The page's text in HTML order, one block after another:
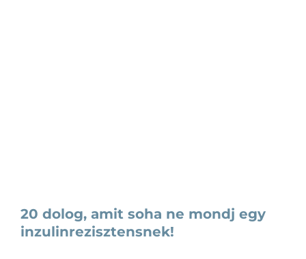
20 dolog, amit soha ne mondj egy
inzulinrezisztensnek!